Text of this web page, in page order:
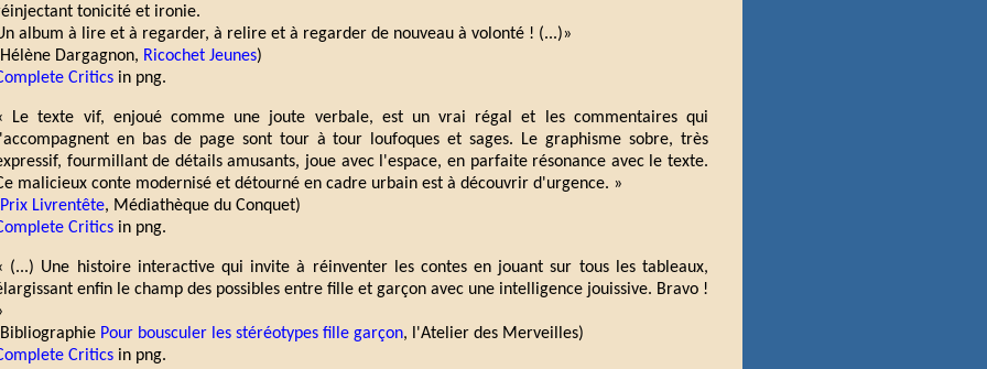
tonicité et ironie.
album à lire et à regarder, à relire et à regarder de nouveau à volonté ! (...)»
Dargagnon, Ricochet Jeunes)
Critics in png.
Le texte vif, enjoué comme une joute verbale, est un vrai régal et les commentaires qui
en bas de page sont tour à tour loufoques et sages. Le graphisme sobre, très
fourmillant de détails amusants, joue avec l'espace, en parfaite résonance avec le texte.
malicieux conte modernisé et détourné en cadre urbain est à découvrir d'urgence. »
Prix Livrentête, Médiathèque du Conquet)
Critics in png.
(...) Une histoire interactive qui invite à réinventer les contes en jouant sur tous les tableaux,
enfin le champ des possibles entre fille et garçon avec une intelligence jouissive. Bravo !
Pour bousculer les stéréotypes fille garçon, l'Atelier des Merveilles)
Critics in png.